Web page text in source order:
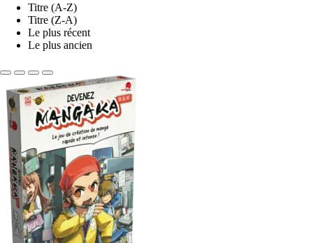
Titre (A-Z)
Titre (Z-A)
Le plus récent
Le plus ancien